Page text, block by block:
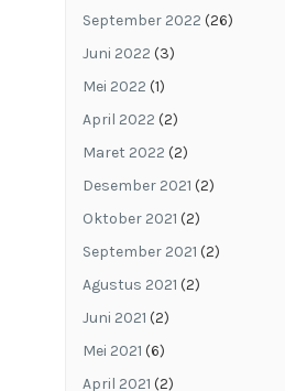
September 2022 (26)
Juni 2022 (3)
Mei 2022 (1)
April 2022 (2)
Maret 2022 (2)
Desember 2021 (2)
Oktober 2021 (2)
September 2021 (2)
Agustus 2021 (2)
Juni 2021 (2)
Mei 2021 (6)
April 2021 (2)